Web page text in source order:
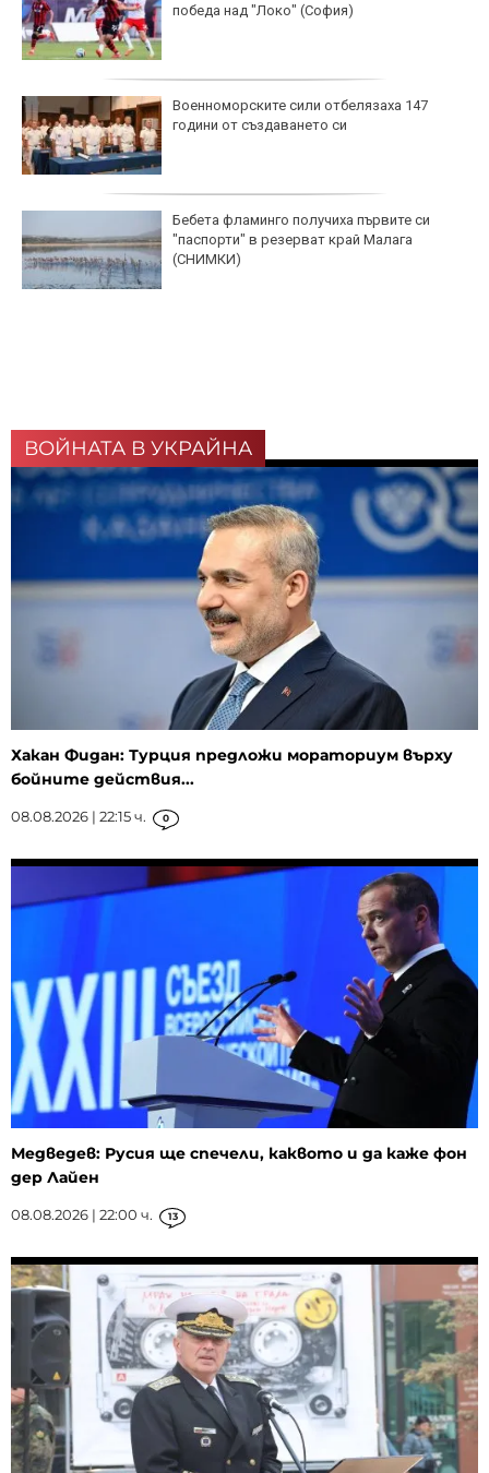
победа над "Локо" (София)
Военноморските сили отбелязаха 147
години от създаването си
Бебета фламинго получиха първите си
"паспорти" в резерват край Малага
(СНИМКИ)
ВОЙНАТА В УКРАЙНА
Хакан Фидан: Турция предложи мораториум върху
бойните действия...
08.08.2026 | 22:15 ч. 0
Медведев: Русия ще спечели, каквото и да каже фон
дер Лайен
08.08.2026 | 22:00 ч. 13